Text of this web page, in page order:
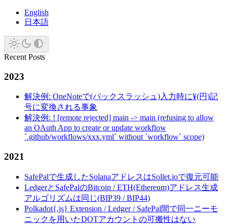
English
日本語
Recent Posts
2023
解決例: OneNoteで(バックスラッシュ)入力時に¥(円)記
号に変換される事象
解決例: ! [remote rejected] main -> main (refusing to allow
an OAuth App to create or update workflow
`.github/workflows/xxx.yml` without `workflow` scope)
2021
SafePalで生成したSolanaアドレスはSollet.ioで復元可能
LedgerとSafePalのBitcoin / ETH(Ethereum)アドレス生成
アルゴリズムは同じ(BIP39 / BIP44)
Polkadot{.js} Extension / Ledger / SafePal間で同一ニーモ
ニックを用いたDOTアカウントの可搬性はない